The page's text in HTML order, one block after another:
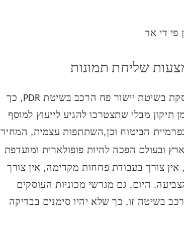
פי די אר
שליחת תמונות
ניתן לשלוח תמונה של הרכב לחברה העוסקת בשיטת יישור פח הרכב בשיטת PDR, כך
מבלי שתצטרכו להגיע לייעוץ למוסף
הביטוח וכן,השתתפות עצמית, המחיר
ובעולם הפכה להיות פופולארית ומועדפת
צורך בעבודת פחחות מקדימה, אין צורך
היום, גם מגרשי מכוניות העוסקים
בשיטה זו, כך שלא יהיו סימנים בבדיקה